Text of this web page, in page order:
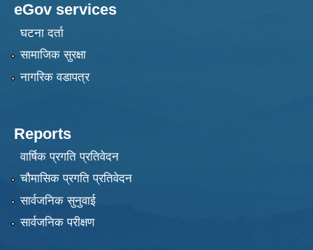
eGov services
घटना दर्ता
सामाजिक सुरक्षा
नागरिक वडापत्र
Reports
वार्षिक प्रगति प्रतिवेदन
चौमासिक प्रगति प्रतिवेदन
सार्वजनिक सुनुवाई
सार्वजनिक परीक्षण